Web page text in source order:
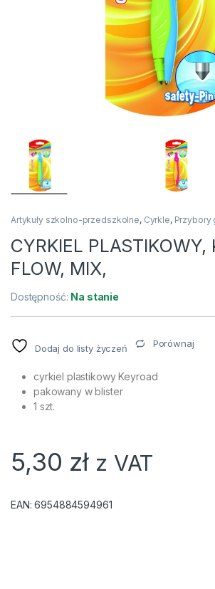
Artykuły szkolno-przedszkolne, Cyrkle, Przybory
CYRKIEL PLASTIKOWY,
FLOW, MIX,
Dostępność: Na stanie
Dodaj do listy życzeń Porównaj
cyrkiel plastikowy Keyroad
pakowany w blister
1 szt.
5,30 zł z VAT
EAN:6954884594961